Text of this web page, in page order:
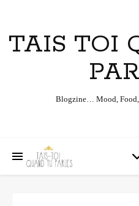
TAIS TOI
Blogzine… Mood, Food,